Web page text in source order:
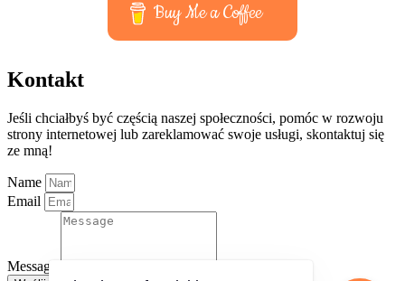
Buy Me a Coffee
Kontakt
Jeśli chciałbyś być częścią naszej społeczności, pomóc w rozwoju
strony internetowej lub zareklamować swoje usługi, skontaktuj się
ze mną!
Name
Email
Message